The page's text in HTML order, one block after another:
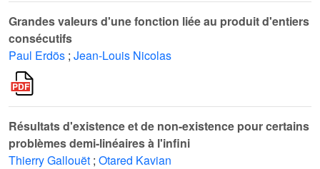
Grandes valeurs d'une fonction liée au produit d'entiers
consécutifs
Paul Erdös ; Jean-Louis Nicolas
Résultats d'existence et de non-existence pour certains
problèmes demi-linéaires à l'infini
Thierry Gallouët ; Otared Kavian